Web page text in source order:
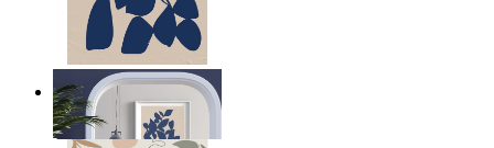
Navy Leaf Composition
Ab 14,95 €